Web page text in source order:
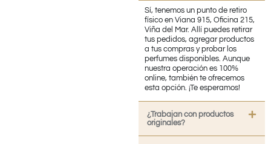
Sí, tenemos un punto de retiro
físico en Viana 915, Oficina 215,
Viña del Mar. Allí puedes retirar
tus pedidos, agregar productos
a tus compras y probar los
perfumes disponibles. Aunque
nuestra operación es 100%
online, también te ofrecemos
esta opción. ¡Te esperamos!
¿Trabajan con productos
originales?